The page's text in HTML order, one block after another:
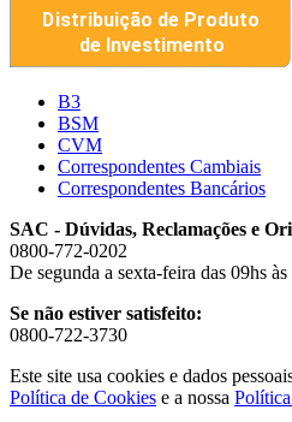
B3
BSM
CVM
Correspondentes Cambiais
Correspondentes Bancários
SAC - Dúvidas, Reclamações e
0800-772-0202
De segunda a sexta-feira das 09hs às
Se não estiver satisfeito:
0800-722-3730
Este site usa cookies e dados
Política de Cookies e a nossa